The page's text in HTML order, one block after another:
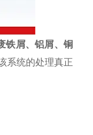
铁屑、铝屑、铜
系统的处理真正